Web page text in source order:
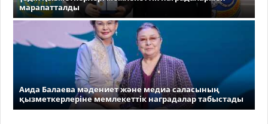
марапатталды
Аида Балаева мәдениет және медиа саласының
қызметкерлеріне мемлекеттік наградалар табыстады